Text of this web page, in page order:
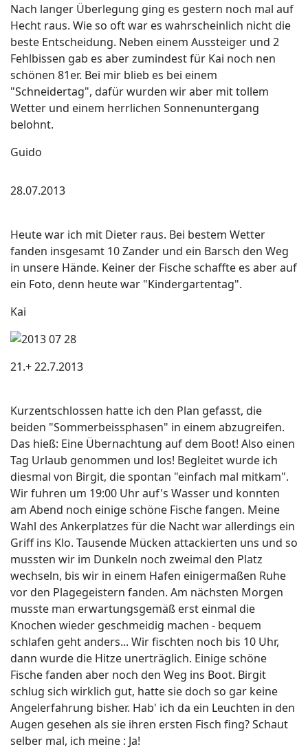
Nach langer Überlegung ging es gestern noch mal auf
Hecht raus. Wie so oft war es wahrscheinlich nicht die
beste Entscheidung. Neben einem Aussteiger und 2
Fehlbissen gab es aber zumindest für Kai noch nen
schönen 81er. Bei mir blieb es bei einem
"Schneidertag", dafür wurden wir aber mit tollem
Wetter und einem herrlichen Sonnenuntergang
belohnt.
Guido
28.07.2013
Heute war ich mit Dieter raus. Bei bestem Wetter
fanden insgesamt 10 Zander und ein Barsch den Weg
in unsere Hände. Keiner der Fische schaffte es aber auf
ein Foto, denn heute war "Kindergartentag".
Kai
21.+ 22.7.2013
Kurzentschlossen hatte ich den Plan gefasst, die
beiden "Sommerbeissphasen" in einem abzugreifen.
Das hieß: Eine Übernachtung auf dem Boot! Also einen
Tag Urlaub genommen und los! Begleitet wurde ich
diesmal von Birgit, die spontan "einfach mal mitkam".
Wir fuhren um 19:00 Uhr auf's Wasser und konnten
am Abend noch einige schöne Fische fangen. Meine
Wahl des Ankerplatzes für die Nacht war allerdings ein
Griff ins Klo. Tausende Mücken attackierten uns und so
mussten wir im Dunkeln noch zweimal den Platz
wechseln, bis wir in einem Hafen einigermaßen Ruhe
vor den Plagegeistern fanden. Am nächsten Morgen
musste man erwartungsgemäß erst einmal die
Knochen wieder geschmeidig machen - bequem
schlafen geht anders... Wir fischten noch bis 10 Uhr,
dann wurde die Hitze unerträglich. Einige schöne
Fische fanden aber noch den Weg ins Boot. Birgit
schlug sich wirklich gut, hatte sie doch so gar keine
Angelerfahrung bisher. Hab' ich da ein Leuchten in den
Augen gesehen als sie ihren ersten Fisch fing? Schaut
selber mal, ich meine : Ja!